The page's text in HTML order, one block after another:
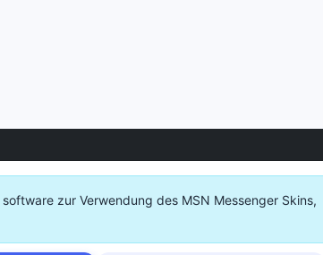
software zur Verwendung des MSN Messenger Skins,